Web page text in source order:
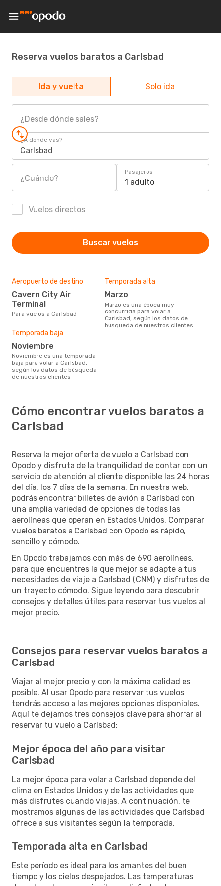
Reserva vuelos baratos a Carlsbad
Ida y vuelta Solo ida
¿Desde dónde sales?
¿A dónde vas?
Carlsbad
¿Cuándo?
Pasajeros
1 adulto
Vuelos directos
Buscar vuelos
Aeropuerto de destino
Cavern City Air
Terminal
Para vuelos a Carlsbad
Temporada alta
marzo
marzo es una época muy
concurrida para volar a
Carlsbad, según los datos de
búsqueda de nuestros clientes
Temporada baja
noviembre
noviembre es una temporada
baja para volar a Carlsbad,
según los datos de búsqueda
de nuestros clientes
Cómo encontrar vuelos baratos a
Carlsbad
Reserva la mejor oferta de vuelo a Carlsbad con
Opodo y disfruta de la tranquilidad de contar con un
servicio de atención al cliente disponible las 24 horas
del día, los 7 días de la semana. En nuestra web,
podrás encontrar billetes de avión a Carlsbad con
una amplia variedad de opciones de todas las
aerolíneas que operan en Estados Unidos. Comparar
vuelos baratos a Carlsbad con Opodo es rápido,
sencillo y cómodo.
En Opodo trabajamos con más de 690 aerolíneas,
para que encuentres la que mejor se adapte a tus
necesidades de viaje a Carlsbad (CNM) y disfrutes de
un trayecto cómodo. Sigue leyendo para descubrir
consejos y detalles útiles para reservar tus vuelos al
mejor precio.
Consejos para reservar vuelos baratos a
Carlsbad
Viajar al mejor precio y con la máxima calidad es
posible. Al usar Opodo para reservar tus vuelos
tendrás acceso a las mejores opciones disponibles.
Aquí te dejamos tres consejos clave para ahorrar al
reservar tu vuelo a Carlsbad:
Mejor época del año para visitar
Carlsbad
La mejor época para volar a Carlsbad depende del
clima en Estados Unidos y de las actividades que
más disfrutes cuando viajas. A continuación, te
mostramos algunas de las actividades que Carlsbad
ofrece a sus visitantes según la temporada.
Temporada alta en Carlsbad
Este período es ideal para los amantes del buen
tiempo y los cielos despejados. Las temperaturas